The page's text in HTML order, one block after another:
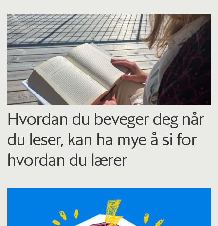
Hvordan du beveger deg når
du leser, kan ha mye å si for
hvordan du lærer